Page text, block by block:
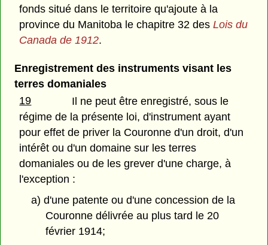
fonds situé dans le territoire qu'ajoute à la
province du Manitoba le chapitre 32 desLois du
Canada de 1912.
Enregistrement des instruments visant les
terres domaniales
19
Il ne peut être enregistré, sous le
régime de la présente loi, d'instrument ayant
pour effet de priver la Couronne d'un droit, d'un
intérêt ou d'un domaine sur les terres
domaniales ou de les grever d'une charge, à
l'exception :
a) d'une patente ou d'une concession de la
Couronne délivrée au plus tard le 20
février 1914;